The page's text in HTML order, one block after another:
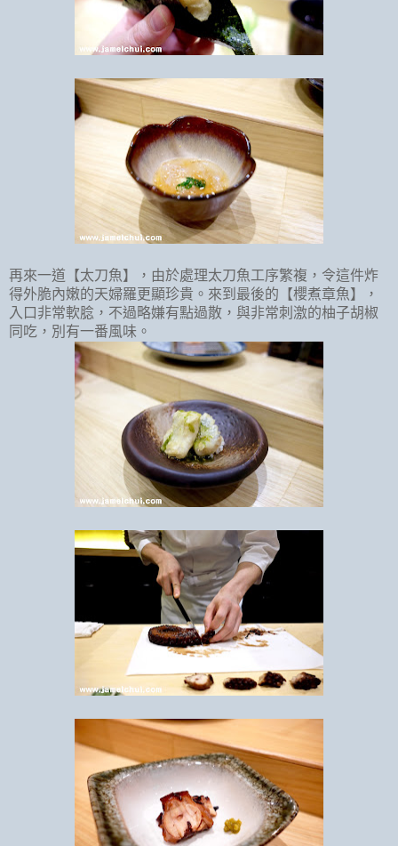
再來一道【太刀魚】，由於處理太刀魚工序繁複，令這件炸
得外脆內嫩的天婦羅更顯珍貴。來到最後的【櫻煮章魚】，
入口非常軟腍，不過略嫌有點過散，與非常刺激的柚子胡椒
同吃，別有一番風味。